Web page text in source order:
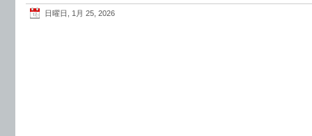
日曜日, 1月 25, 2026